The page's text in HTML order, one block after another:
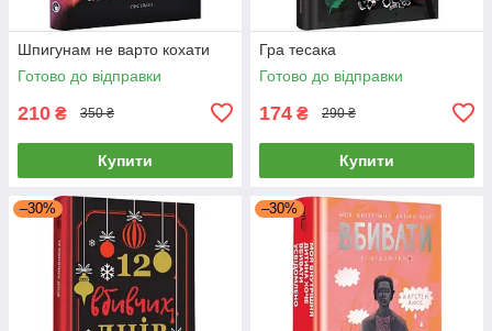
Шпигунам не варто кохати
Готово до відправки
210 ₴ 350 ₴
Купити
Гра тесака
Готово до відправки
174 ₴ 290 ₴
Купити
–30% –30%